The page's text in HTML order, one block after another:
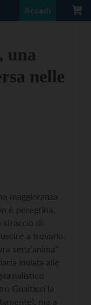
Accedi
una
nelle
maggioranza
è peregrina,
straccio di
a trovarlo.
senz’anima”
inviata alle
Gualtieri la
ma a